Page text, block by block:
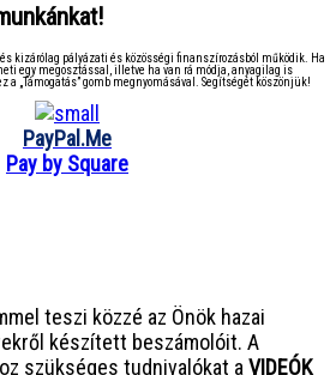
kizárólag pályázati és közösségi finanszírozásból működik. Ha
egy megosztással, illetve ha van rá módja, anyagilag is
a „Támogatás” gomb megnyomásával. Segítségét köszönjük!
PayPal.Me
Pay by Square
teszi közzé az Önök hazai
készített beszámolóit. A
szükséges tudnivalókat a VIDEÓK